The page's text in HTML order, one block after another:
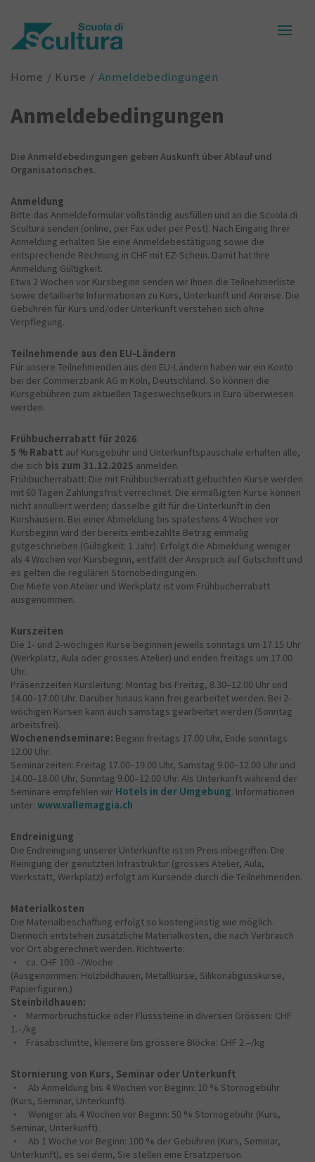
Home Kurse Anmeldebedingungen
Anmeldebedingungen
Die Anmeldebedingungen geben Auskunft über Ablauf und
Organisatorisches.
Anmeldung
Bitte das Anmeldeformular vollständig ausfüllen und an die Scuola di
Scultura senden (online, per Fax oder per Post). Nach Eingang Ihrer
Anmeldung erhalten Sie eine Anmeldebestätigung sowie die
entsprechende Rechnung in CHF mit EZ-Schein. Damit hat Ihre
Anmeldung Gültigkeit.
Etwa 2 Wochen vor Kursbeginn senden wir Ihnen die Teilnehmerliste
sowie detaillierte Informationen zu Kurs, Unterkunft und Anreise. Die
Gebühren für Kurs und/oder Unterkunft verstehen sich ohne
Verpflegung.
Teilnehmende aus den EU-Ländern
Für unsere Teilnehmenden aus den EU-Ländern haben wir ein Konto
bei der Commerzbank AG in Köln, Deutschland. So können die
Kursgebühren zum aktuellen Tageswechselkurs in Euro überwiesen
werden.
Frühbucherrabatt für 2026
5 % Rabatt auf Kursgebühr und Unterkunftspauschale erhalten alle,
die sich bis zum 31.12.2025 anmelden.
Frühbucherrabatt: Die mit Frühbucherrabatt gebuchten Kurse werden
mit 60 Tagen Zahlungsfrist verrechnet. Die ermäßigten Kurse können
nicht annulliert werden; dasselbe gilt für die Unterkunft in den
Kurshäusern. Bei einer Abmeldung bis spätestens 4 Wochen vor
Kursbeginn wird der bereits einbezahlte Betrag einmalig
gutgeschrieben (Gültigkeit: 1 Jahr). Erfolgt die Abmeldung weniger
als 4 Wochen vor Kursbeginn, entfällt der Anspruch auf Gutschrift und
es gelten die regulären Stornobedingungen.
Die Miete von Atelier und Werkplatz ist vom Frühbucherrabatt
ausgenommen.
Kurszeiten
Die 1- und 2-wöchigen Kurse beginnen jeweils sonntags um 17.15 Uhr
(Werkplatz, Aula oder grosses Atelier) und enden freitags um 17.00
Uhr.
Präsenzzeiten Kursleitung: Montag bis Freitag, 8.30–12.00 Uhr und
14.00–17.00 Uhr. Darüber hinaus kann frei gearbeitet werden. Bei 2-
wöchigen Kursen kann auch samstags gearbeitet werden (Sonntag
arbeitsfrei).
Wochenendseminare: Beginn freitags 17.00 Uhr, Ende sonntags
12.00 Uhr.
Seminarzeiten: Freitag 17.00–19.00 Uhr, Samstag 9.00–12.00 Uhr und
14.00–18.00 Uhr, Sonntag 9.00–12.00 Uhr. Als Unterkunft während der
Seminare empfehlen wir Hotels in der Umgebung. Informationen
unter: www.vallemaggia.ch
Endreinigung
Die Endreinigung unserer Unterkünfte ist im Preis inbegriffen. Die
Reinigung der genutzten Infrastruktur (grosses Atelier, Aula,
Werkstatt, Werkplatz) erfolgt am Kursende durch die Teilnehmenden.
Materialkosten
Die Materialbeschaffung erfolgt so kostengünstig wie möglich.
Dennoch entstehen zusätzliche Materialkosten, die nach Verbrauch
vor Ort abgerechnet werden. Richtwerte:
• ca. CHF 100.–/Woche
(Ausgenommen: Holzbildhauen, Metallkurse, Silikonabgusskurse,
Papierfiguren.)
Steinbildhauen:
• Marmorbruchstücke oder Flusssteine in diversen Grössen: CHF
1.–/kg
• Fräsabschnitte, kleinere bis grössere Blöcke: CHF 2.–/kg
Stornierung von Kurs, Seminar oder Unterkunft
• Ab Anmeldung bis 4 Wochen vor Beginn: 10 % Stornogebühr
(Kurs, Seminar, Unterkunft).
• Weniger als 4 Wochen vor Beginn: 50 % Stornogebühr (Kurs,
Seminar, Unterkunft).
• Ab 1 Woche vor Beginn: 100 % der Gebühren (Kurs, Seminar,
Unterkunft), es sei denn, Sie stellen eine Ersatzperson.